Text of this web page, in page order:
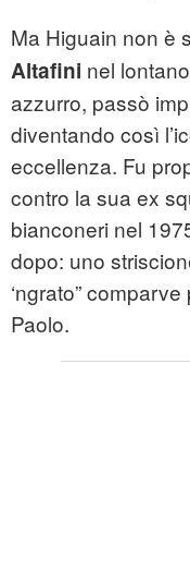
Ma Higuain non è
Altafini nel
azzurro, passò
diventando così
eccellenza. Fu
contro la sua ex
bianconeri nel
dopo: uno
‘ngrato”
Paolo.